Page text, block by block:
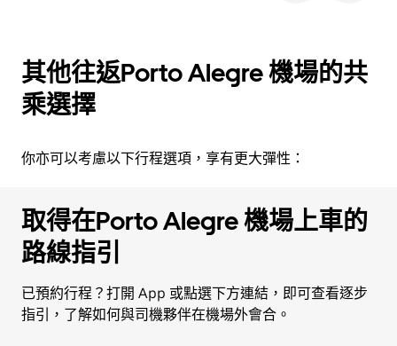
其他往返Porto Alegre 機場的共
乘選擇
你亦可以考慮以下行程選項，享有更大彈性：
取得在Porto Alegre 機場上車的
路線指引
已預約行程？打開 App 或點選下方連結，即可查看逐步
指引，了解如何與司機夥伴在機場外會合。